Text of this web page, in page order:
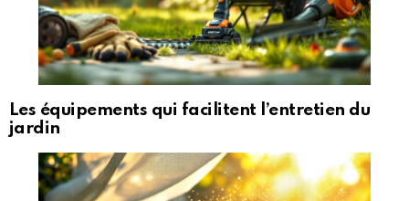
Les équipements qui facilitent l’entretien du
jardin